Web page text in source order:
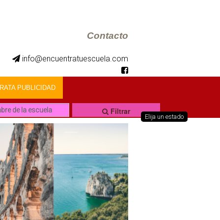
Contacto
info@encuentratuescuela.com
PUBLICIDAD
Filtrar
Elija un estado